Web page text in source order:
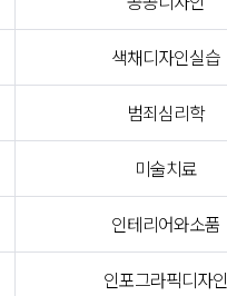
색채디자인실습
범죄심리학
미술치료
인테리어와소품
인포그라픽디자인